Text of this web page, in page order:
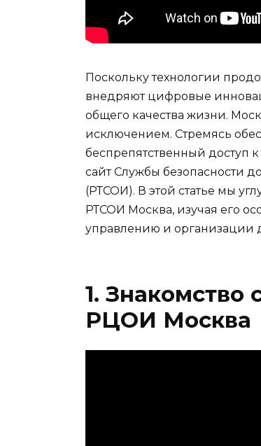
Поскольку технологии
внедряют цифровые
общего качества жизни.
исключением. Стремясь
беспрепятственный доступ
сайт Службы безопасности
(РТСОИ). В этой статье мы
РТСОИ Москва, изучая его
управлению и организации
1.
РЦОИ Москва